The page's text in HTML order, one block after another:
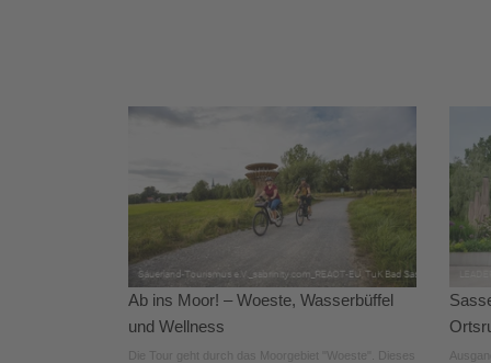
Ab ins Moor! – Woeste, Wasserbüffel
und Wellness
Die Tour geht durch das Moorgebiet "Woeste". Dieses